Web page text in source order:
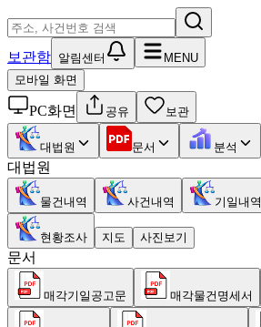
보관함 알림센터
MENU
모바일 화면
PC화면 공유 보관
대법원 문서 분석
대법원
물건내역 사건내역 기일내역
현황조사 지도 사진보기
문서
매각기일공고문 매각물건명세서